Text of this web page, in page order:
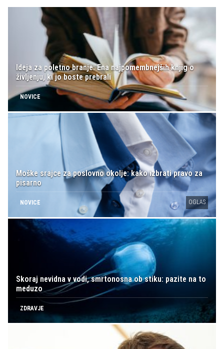
Ideja za poletno branje: Ena najpomembnejših knjig o
življenju, ki jo boste prebrali
NOVICE
Moške srajce za poslovno okolje: kako izbrati pravo za
pisarno
NOVICE OGLAS
Skoraj nevidna v vodi, smrtonosna ob stiku: pazite na to
meduzo
ZDRAVJE